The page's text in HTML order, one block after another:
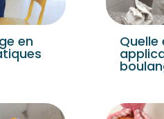
en Quelle